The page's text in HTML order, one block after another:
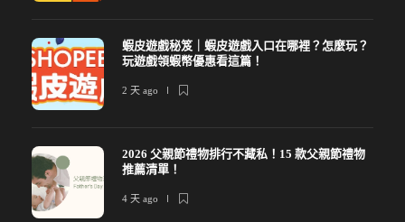
蝦皮遊戲秘笈｜蝦皮遊戲入口在哪裡？怎麼玩？
玩遊戲領蝦幣優惠看這篇！
2 天 ago
2026 父親節禮物排行不藏私！15 款父親節禮物
推薦清單！
4 天 ago